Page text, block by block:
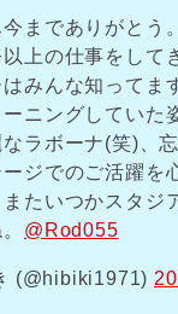
今までありがとう
上の仕事をして
みんな知ってま
ニングしていた
ラボーナ(笑)、忘
ジでのご活躍を
たいつかスタジ
@Rod055
(@hibiki1971)